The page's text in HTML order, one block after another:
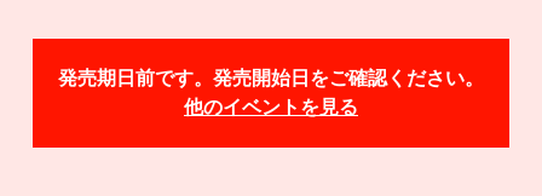
発売期日前です。発売開始日をご確認ください。
他のイベントを見る